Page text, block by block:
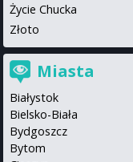
Życie Chucka
Złoto
Miasta
Białystok
Bielsko-Biała
Bydgoszcz
Bytom